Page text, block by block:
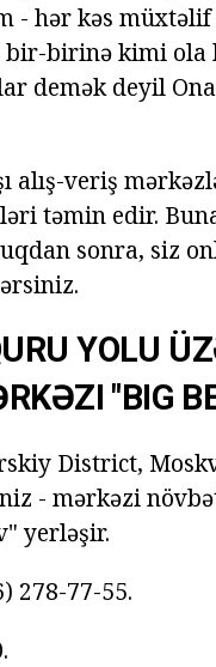
- hər kəs
bir-birinə kimi
demək deyil
alış-veriş
təmin edir.
sonra, siz
YOLU
"BIG
District,
- mərkəzi
yerləşir.
278-77-55.